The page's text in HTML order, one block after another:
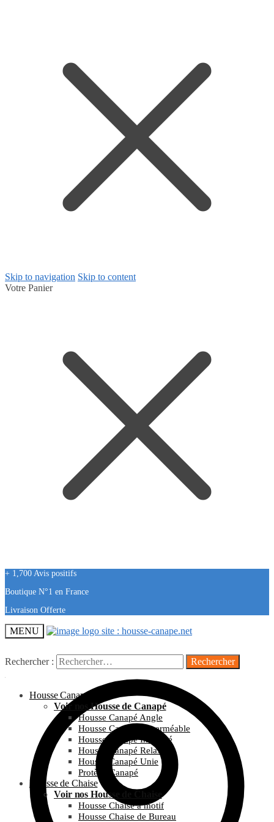
Skip to navigation Skip to content
Votre Panier
+ 1,700 Avis positifs
Boutique N°1 en France
Livraison Offerte
MENU
Rechercher :
Housse Canapé
Voir nos Housse de Canapé
Housse Canapé Angle
Housse Canapé Imperméable
Housse Canapé Imprimé
Housse Canapé Relax
Housse Canapé Unie
Protège Canapé
Housse de Chaise
Voir nos Housse de Chaise
Housse Chaise à motif
Housse Chaise de Bureau